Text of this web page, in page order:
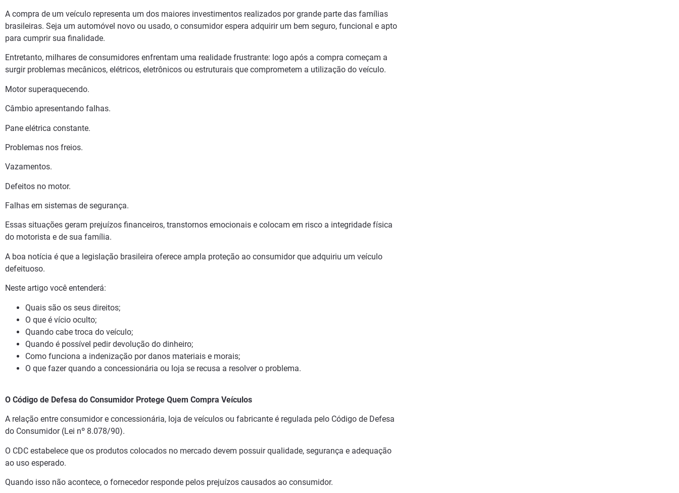
A compra de um veículo representa um dos maiores investimentos realizados por grande parte das famílias
brasileiras. Seja um automóvel novo ou usado, o consumidor espera adquirir um bem seguro, funcional e apto
para cumprir sua finalidade.
Entretanto, milhares de consumidores enfrentam uma realidade frustrante: logo após a compra começam a
surgir problemas mecânicos, elétricos, eletrônicos ou estruturais que comprometem a utilização do veículo.
Motor superaquecendo.
Câmbio apresentando falhas.
Pane elétrica constante.
Problemas nos freios.
Vazamentos.
Defeitos no motor.
Falhas em sistemas de segurança.
Essas situações geram prejuízos financeiros, transtornos emocionais e colocam em risco a integridade física
do motorista e de sua família.
A boa notícia é que a legislação brasileira oferece ampla proteção ao consumidor que adquiriu um veículo
defeituoso.
Neste artigo você entenderá:
Quais são os seus direitos;
O que é vício oculto;
Quando cabe troca do veículo;
Quando é possível pedir devolução do dinheiro;
Como funciona a indenização por danos materiais e morais;
O que fazer quando a concessionária ou loja se recusa a resolver o problema.
O Código de Defesa do Consumidor Protege Quem Compra Veículos
A relação entre consumidor e concessionária, loja de veículos ou fabricante é regulada pelo Código de Defesa
do Consumidor (Lei nº 8.078/90).
O CDC estabelece que os produtos colocados no mercado devem possuir qualidade, segurança e adequação
ao uso esperado.
Quando isso não acontece, o fornecedor responde pelos prejuízos causados ao consumidor.